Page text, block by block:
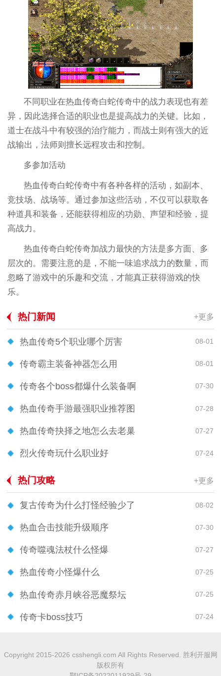
不同职业在热血传奇白蛇传奇中的战力表现也有差
异，因此选择合适的职业也是提高战力的关键。比如，
道士在战斗中有较强的治疗能力，而战士则有强大的近
战输出，法师则擅长远程攻击和控制。
多参加活动
热血传奇白蛇传奇中有各种各样的活动，如副本、
竞技场、战场等。通过参加这些活动，不仅可以获取各
种道具和装备，还能获得相应的功勋、声望和经验，提
高战力。
热血传奇白蛇传奇加战力最快的方法是多方面、多
层次的。需要注意的是，不能一味追求战力的数量，而
忽略了游戏中的乐趣和交流，才能真正获得游戏的快
乐。
热门新闻 +更多
热血传奇5个职业哪个厉害 08-01
传奇霸主装备神器怎么用 08-01
传奇各个boss都爆什么装备啊 07-30
热血传奇手游最强职业推荐图 07-28
热血传奇抉择之地怎么去老巢 07-27
烈火传奇玩什么职业好 07-24
热门攻略 +更多
复古传奇为什么打怪经验少了 08-02
热血合击技能升级顺序 07-30
传奇噬魂法杖什么怪爆 07-27
热血传奇小怪爆什么 07-25
热血传奇赤月峡谷恶魔祭坛 07-25
传奇卡boss技巧 07-24
Copyright 2015-2026 csshengli.com All Rights Reserved. 胜利开服网
版权所有